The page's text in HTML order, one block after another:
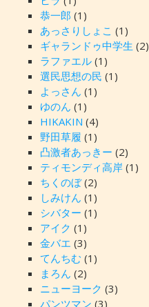
恭一郎 (1)
あっさりしょこ (1)
ギャランドゥ中学生 (2)
ラファエル(1)
選民思想の民 (1)
よっさん (1)
ゆのん (1)
HIKAKIN (4)
野田草履 (1)
凸激者あっきー (2)
ティモンディ高岸(1)
ちくのぼ(2)
しみけん (1)
シバター (1)
アイク (1)
金バエ (3)
てんちむ (1)
まろん (2)
ニューヨーク (3)
パンツマン (3)